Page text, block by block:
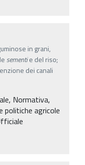
in grani,
sementie del riso;
dei canali
Normativa,
politiche agricole